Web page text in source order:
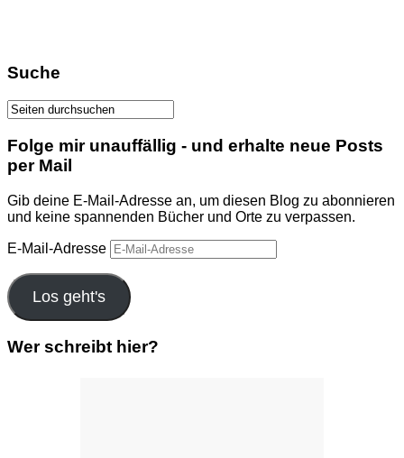
Suche
Folge mir unauffällig - und erhalte neue Posts
per Mail
Gib deine E-Mail-Adresse an, um diesen Blog zu abonnieren
und keine spannenden Bücher und Orte zu verpassen.
E-Mail-Adresse
Los geht's
Wer schreibt hier?